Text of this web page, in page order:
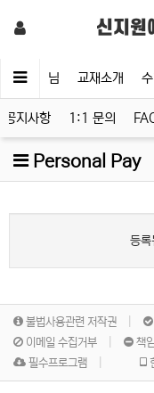
신지원
선생님 교재소개
공지사항 1:1 문의
Personal Pay
등록
불법사용관련 저작권
이메일 수집거부
책
필수프로그램